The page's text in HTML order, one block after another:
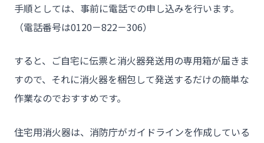
手順としては、事前に電話での申し込みを行います。
（電話番号は0120－822－306）
すると、ご自宅に伝票と消火器発送用の専用箱が届きま
すので、それに消火器を梱包して発送するだけの簡単な
作業なのでおすすめです。
住宅用消火器は、消防庁がガイドラインを作成している